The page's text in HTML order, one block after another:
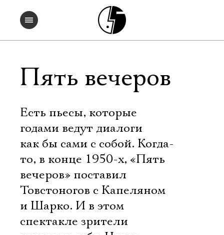
Пять вечеров
Есть пьесы, которые
годами ведут диалоги
как бы сами с собой. Когда-
то, в конце 1950-х, «Пять
вечеров» поставил
Товстоногов с Капеляном
и Шарко. И в этом
спектакле зрители